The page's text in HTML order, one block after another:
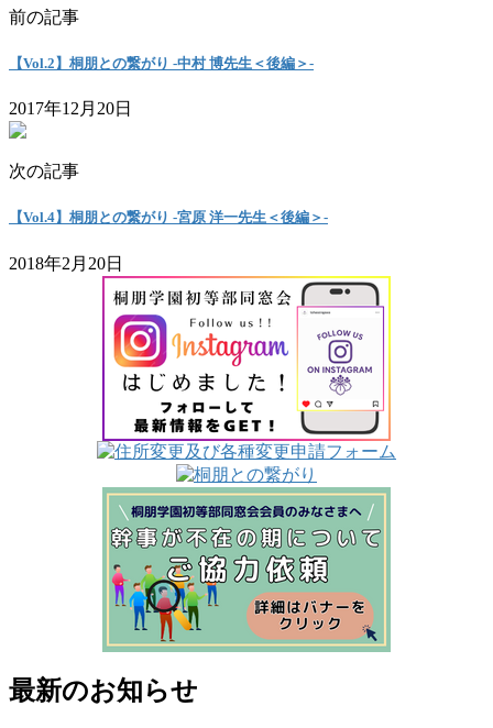
前の記事
【Vol.2】桐朋との繋がり -中村 博先生＜後編＞-
2017年12月20日
次の記事
【Vol.4】桐朋との繋がり -宮原 洋一先生＜後編＞-
2018年2月20日
最新のお知らせ